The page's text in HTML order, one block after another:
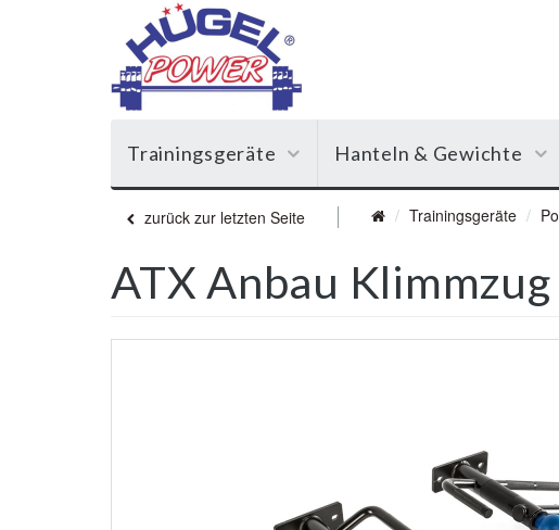
Trainingsgeräte Hanteln & Gewichte
zurück zur letzten Seite Trainingsgeräte
ATX Anbau